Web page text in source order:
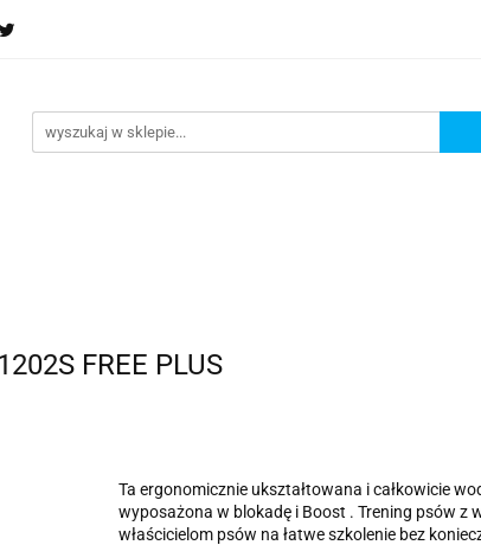
Podstrona
FREE PLUS
Ta ergonomicznie ukształtowana i całkowicie
wyposażona w blokadę i Boost . Trening psów z
właścicielom psów na łatwe szkolenie bez